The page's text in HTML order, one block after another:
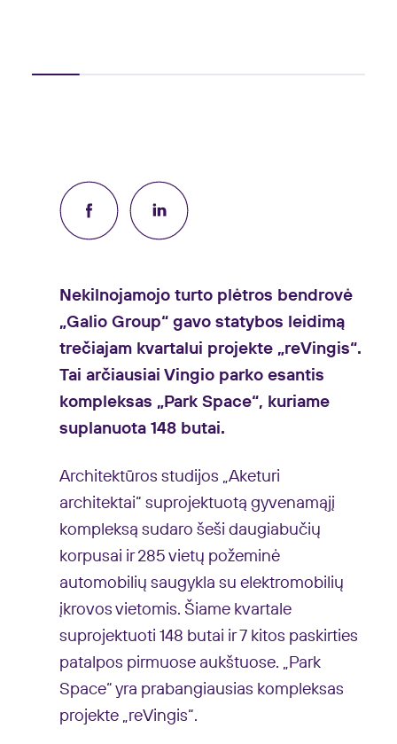
Nekilnojamojo turto plėtros bendrovė
„Galio Group“ gavo statybos leidimą
trečiajam kvartalui projekte „reVingis“.
Tai arčiausiai Vingio parko esantis
kompleksas „Park Space“, kuriame
suplanuota 148 butai.
Architektūros studijos „Aketuri
architektai“ suprojektuotą gyvenamąjį
kompleksą sudaro šeši daugiabučių
korpusai ir 285 vietų požeminė
automobilių saugykla su elektromobilių
įkrovos vietomis. Šiame kvartale
suprojektuoti 148 butai ir 7 kitos paskirties
patalpos pirmuose aukštuose. „Park
Space“ yra prabangiausias kompleksas
projekte „reVingis“.